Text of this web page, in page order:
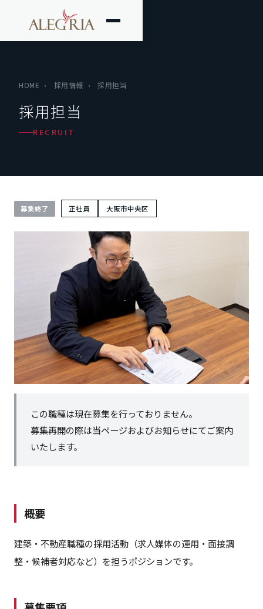
HOME › 採用情報 › 採用担当
採用担当
RECRUIT
募集終了 正社員 大阪市中央区
この職種は現在募集を行っておりません。
募集再開の際は当ページおよびお知らせにてご案内
いたします。
概要
建築・不動産職種の採用活動（求人媒体の運用・面接調
整・候補者対応など）を担うポジションです。